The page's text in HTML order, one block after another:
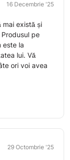
16 Decembrie '25
mai există și
pe
este la
lui. Vă
ori voi avea
29 Octombrie '25